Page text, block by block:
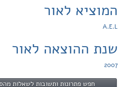
המוציא לאור
A.E.L
שנת ההוצאה לאור
2007